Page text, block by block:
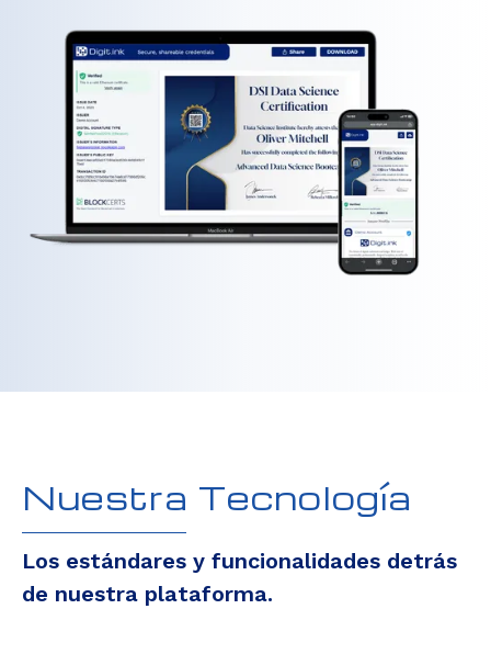
Nuestra Tecnología
Los estándares y funcionalidades detrás
de nuestra plataforma.